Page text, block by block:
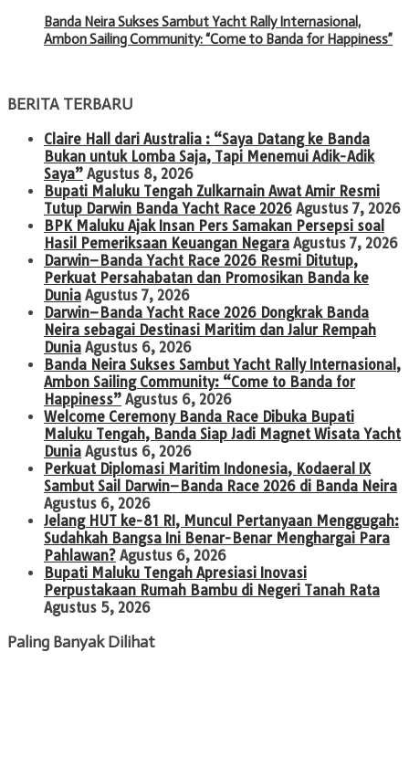
Banda Neira Sukses Sambut Yacht Rally Internasional,
Ambon Sailing Community: “Come to Banda for Happiness”
BERITA TERBARU
Claire Hall dari Australia : “Saya Datang ke Banda
Bukan untuk Lomba Saja, Tapi Menemui Adik-Adik
Saya” Agustus 8, 2026
Bupati Maluku Tengah Zulkarnain Awat Amir Resmi
Tutup Darwin Banda Yacht Race 2026 Agustus 7, 2026
BPK Maluku Ajak Insan Pers Samakan Persepsi soal
Hasil Pemeriksaan Keuangan Negara Agustus 7, 2026
Darwin–Banda Yacht Race 2026 Resmi Ditutup,
Perkuat Persahabatan dan Promosikan Banda ke
Dunia Agustus 7, 2026
Darwin–Banda Yacht Race 2026 Dongkrak Banda
Neira sebagai Destinasi Maritim dan Jalur Rempah
Dunia Agustus 6, 2026
Banda Neira Sukses Sambut Yacht Rally Internasional,
Ambon Sailing Community: “Come to Banda for
Happiness” Agustus 6, 2026
Welcome Ceremony Banda Race Dibuka Bupati
Maluku Tengah, Banda Siap Jadi Magnet Wisata Yacht
Dunia Agustus 6, 2026
Perkuat Diplomasi Maritim Indonesia, Kodaeral IX
Sambut Sail Darwin–Banda Race 2026 di Banda Neira
Agustus 6, 2026
Jelang HUT ke-81 RI, Muncul Pertanyaan Menggugah:
Sudahkah Bangsa Ini Benar-Benar Menghargai Para
Pahlawan? Agustus 6, 2026
Bupati Maluku Tengah Apresiasi Inovasi
Perpustakaan Rumah Bambu di Negeri Tanah Rata
Agustus 5, 2026
Paling Banyak Dilihat